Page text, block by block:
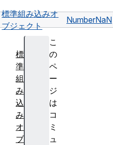
標準組み込みオ
ブジェクト
NumberNaN
こ
の
ペ
ー
ジ
は
コ
ミ
ュ
標
準
組
み
込
み
オ
ブ